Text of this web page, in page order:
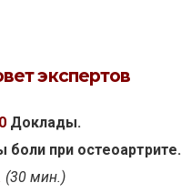
экспертов
Доклады.
боли при остеоартрите.
(30 мин.)